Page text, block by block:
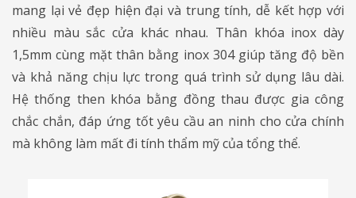
mang lại vẻ đẹp hiện đại và trung tính, dễ kết hợp với
nhiều màu sắc cửa khác nhau. Thân khóa inox dày
1,5mm cùng mặt thân bằng inox 304 giúp tăng độ bền
và khả năng chịu lực trong quá trình sử dụng lâu dài.
Hệ thống then khóa bằng đồng thau được gia công
chắc chắn, đáp ứng tốt yêu cầu an ninh cho cửa chính
mà không làm mất đi tính thẩm mỹ của tổng thể.